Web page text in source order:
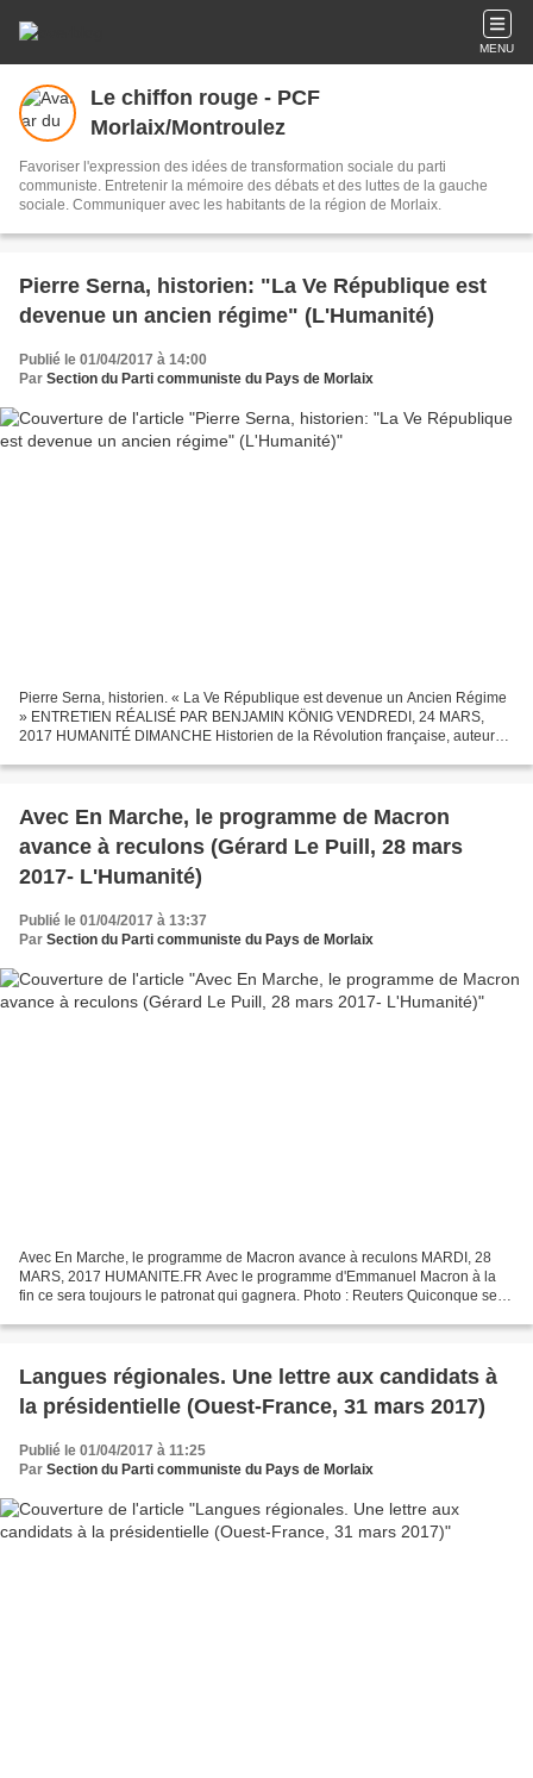
MENU
Le chiffon rouge - PCF
Morlaix/Montroulez
Favoriser l'expression des idées de transformation sociale du parti
communiste. Entretenir la mémoire des débats et des luttes de la gauche
sociale. Communiquer avec les habitants de la région de Morlaix.
Pierre Serna, historien: "La Ve République est
devenue un ancien régime" (L'Humanité)
Publié le 01/04/2017 à 14:00
Par Section du Parti communiste du Pays de Morlaix
Pierre Serna, historien. « La Ve République est devenue un Ancien Régime
» ENTRETIEN RÉALISÉ PAR BENJAMIN KÖNIG VENDREDI, 24 MARS,
2017 HUMANITÉ DIMANCHE Historien de la Révolution française, auteur
Avec En Marche, le programme de Macron
avance à reculons (Gérard Le Puill, 28 mars
2017- L'Humanité)
Publié le 01/04/2017 à 13:37
Par Section du Parti communiste du Pays de Morlaix
Avec En Marche, le programme de Macron avance à reculons MARDI, 28
MARS, 2017 HUMANITE.FR Avec le programme d'Emmanuel Macron à la
fin ce sera toujours le patronat qui gagnera. Photo : Reuters Quiconque se
Langues régionales. Une lettre aux candidats à
la présidentielle (Ouest-France, 31 mars 2017)
Publié le 01/04/2017 à 11:25
Par Section du Parti communiste du Pays de Morlaix